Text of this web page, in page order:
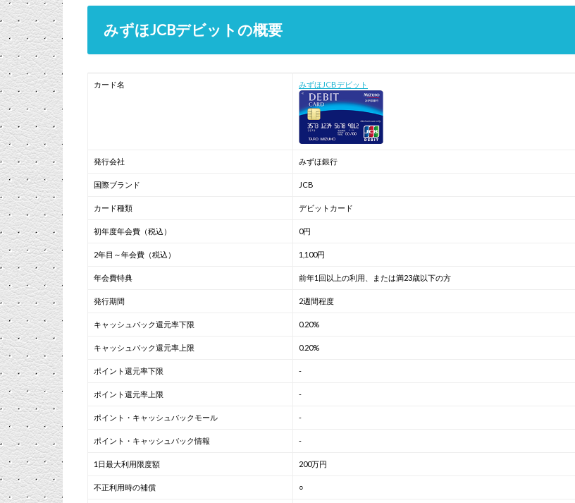
みずほJCBデビットの概要
カード名 みずほJCBデビット
発行会社 みずほ銀行
国際ブランド JCB
カード種類 デビットカード
初年度年会費（税込） 0円
2年目～年会費（税込） 1,100円
年会費特典 前年1回以上の利用、または満23歳以下の方
発行期間 2週間程度
キャッシュバック還元率下限 0.20%
キャッシュバック還元率上限 0.20%
ポイント還元率下限 -
ポイント還元率上限 -
ポイント・キャッシュバックモール -
ポイント・キャッシュバック情報 -
1日最大利用限度額 200万円
不正利用時の補償 ○